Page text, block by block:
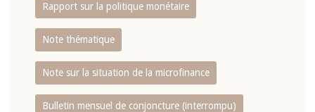
Rapport sur la politique monétaire
Note thématique
Note sur la situation de la microfinance
Bulletin mensuel de conjoncture (interrompu)